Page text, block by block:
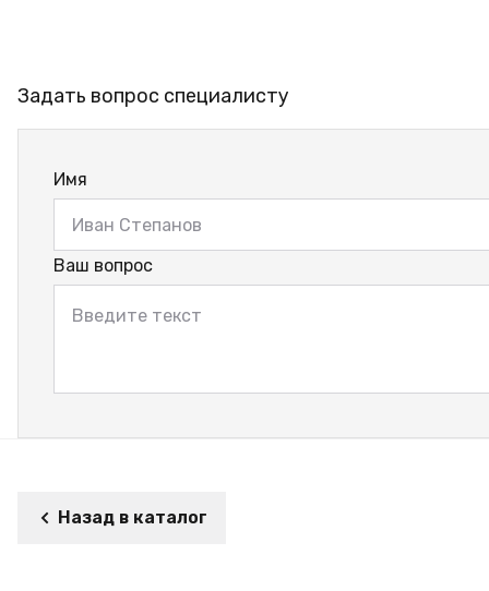
Задать вопрос специалисту
Имя
Ваш вопрос
Назад в каталог